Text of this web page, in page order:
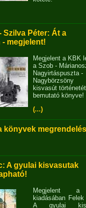
Szilva Péter: Át a
megjelent!
Megjelent a KBK
a Szob -
Nagyirtáspuszta -
Nagybörzsöny
kisvasút történetét
bemutató könyve!
(...)
könyvek
A gyulai kisvasutak
Megjelent
kiadásában
A gyulai